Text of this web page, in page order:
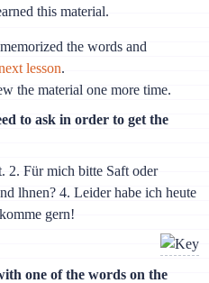
this material.
the words and
lesson.
the material one more time.
to ask in order to get the
2. Für mich bitte Saft oder
lhnen? 4. Leider habe ich heute
gern!
one of the words on the